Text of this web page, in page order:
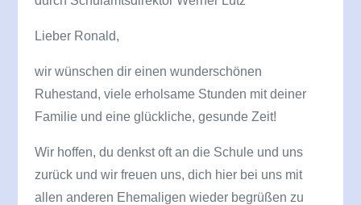
Lieber Ronald,
wir wünschen dir einen wunderschönen
Ruhestand, viele erholsame Stunden mit deiner
Familie und eine glückliche, gesunde Zeit!
Wir hoffen, du denkst oft an die Schule und uns
zurück und wir freuen uns, dich hier bei uns mit
allen anderen Ehemaligen wieder begrüßen zu